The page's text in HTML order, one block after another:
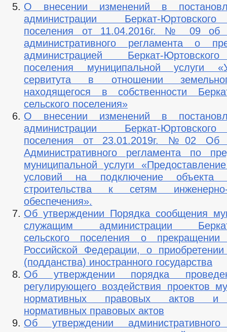
О внесении изменений в
администрации Беркат-
поселения от 11.04.2016г. № 09 об
административного регламента о
администрацией Беркат-
поселения муниципальной услуги
сервитута в отношении
находящегося в собственности
сельского поселения»
О внесении изменений в
администрации Беркат-
поселения от 23.01.2019г. №02 Об
Административного регламента по
муниципальной услуги
условий на подключение объекта
строительства к сетям инженерно-
обеспечения».
Об утверждении Порядка сообщения
служащим администрации Беркат-
сельского поселения о прекращении
Российской Федерации, о приобретении
(подданства) иностранного государства
Об утверждении порядка
регулирующего воздействия проектов
нормативных правовых актов и
нормативных правовых актов
Об утверждении административного